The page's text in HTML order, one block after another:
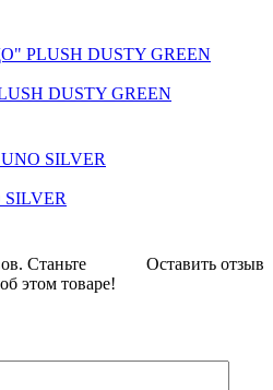
DUSTY GREEN
SILVER
Оставить отзыв
Станьте
этом товаре!